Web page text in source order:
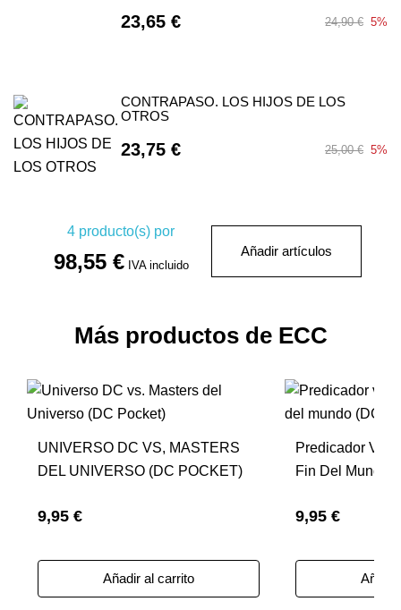
23,65 € 24,90 € 5%
CONTRAPASO. LOS HIJOS DE LOS
OTROS
23,75 € 25,00 € 5%
4 producto(s) por
98,55 € IVA incluido
Añadir artículos
Más productos de ECC
UNIVERSO DC VS, MASTERS
DEL UNIVERSO (DC POCKET)
9,95 €
Añadir al carrito
Predicador Vol.
Fin Del Mundo
9,95 €